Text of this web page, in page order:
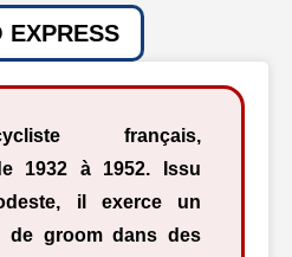
EXPRESS
français,
1932 à 1952. Issu
il exerce un
de groom dans des